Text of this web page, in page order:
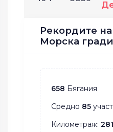
Рекордите на
Морска
658 Бягания
Средно 85
Километраж: